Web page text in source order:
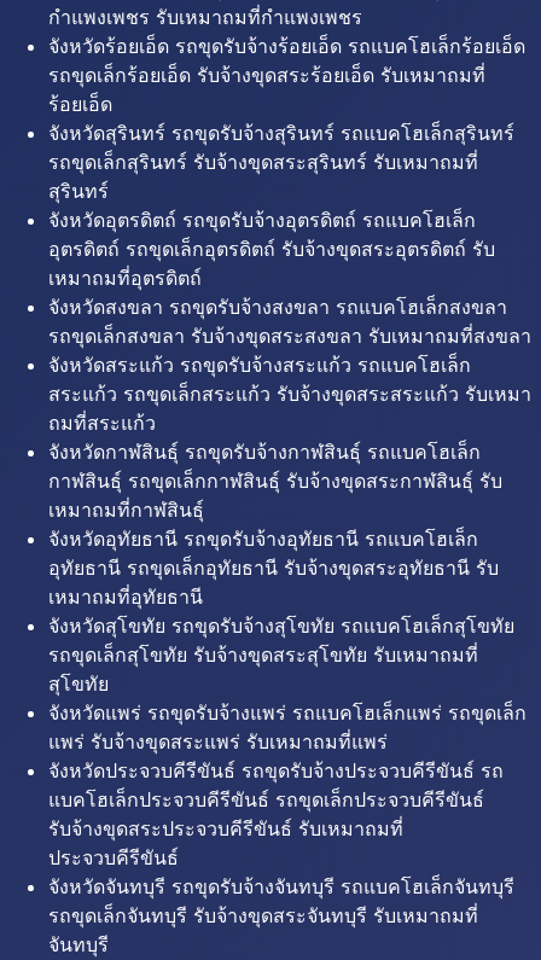
กำแพงเพชร รับเหมาถมที่กำแพงเพชร
จังหวัดร้อยเอ็ด รถขุดรับจ้างร้อยเอ็ด รถแบคโฮเล็กร้อยเอ็ด
รถขุดเล็กร้อยเอ็ด รับจ้างขุดสระร้อยเอ็ด รับเหมาถมที่
ร้อยเอ็ด
จังหวัดสุรินทร์ รถขุดรับจ้างสุรินทร์ รถแบคโฮเล็กสุรินทร์
รถขุดเล็กสุรินทร์ รับจ้างขุดสระสุรินทร์ รับเหมาถมที่
สุรินทร์
จังหวัดอุตรดิตถ์ รถขุดรับจ้างอุตรดิตถ์ รถแบคโฮเล็ก
อุตรดิตถ์ รถขุดเล็กอุตรดิตถ์ รับจ้างขุดสระอุตรดิตถ์ รับ
เหมาถมที่อุตรดิตถ์
จังหวัดสงขลา รถขุดรับจ้างสงขลา รถแบคโฮเล็กสงขลา
รถขุดเล็กสงขลา รับจ้างขุดสระสงขลา รับเหมาถมที่สงขลา
จังหวัดสระแก้ว รถขุดรับจ้างสระแก้ว รถแบคโฮเล็ก
สระแก้ว รถขุดเล็กสระแก้ว รับจ้างขุดสระสระแก้ว รับเหมา
ถมที่สระแก้ว
จังหวัดกาฬสินธุ์ รถขุดรับจ้างกาฬสินธุ์ รถแบคโฮเล็ก
กาฬสินธุ์ รถขุดเล็กกาฬสินธุ์ รับจ้างขุดสระกาฬสินธุ์ รับ
เหมาถมที่กาฬสินธุ์
จังหวัดอุทัยธานี รถขุดรับจ้างอุทัยธานี รถแบคโฮเล็ก
อุทัยธานี รถขุดเล็กอุทัยธานี รับจ้างขุดสระอุทัยธานี รับ
เหมาถมที่อุทัยธานี
จังหวัดสุโขทัย รถขุดรับจ้างสุโขทัย รถแบคโฮเล็กสุโขทัย
รถขุดเล็กสุโขทัย รับจ้างขุดสระสุโขทัย รับเหมาถมที่
สุโขทัย
จังหวัดแพร่ รถขุดรับจ้างแพร่ รถแบคโฮเล็กแพร่ รถขุดเล็ก
แพร่ รับจ้างขุดสระแพร่ รับเหมาถมที่แพร่
จังหวัดประจวบคีรีขันธ์ รถขุดรับจ้างประจวบคีรีขันธ์ รถ
แบคโฮเล็กประจวบคีรีขันธ์ รถขุดเล็กประจวบคีรีขันธ์
รับจ้างขุดสระประจวบคีรีขันธ์ รับเหมาถมที่
ประจวบคีรีขันธ์
จังหวัดจันทบุรี รถขุดรับจ้างจันทบุรี รถแบคโฮเล็กจันทบุรี
รถขุดเล็กจันทบุรี รับจ้างขุดสระจันทบุรี รับเหมาถมที่
จันทบุรี